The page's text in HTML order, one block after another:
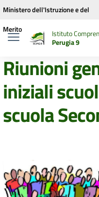
Vai ai contenuti
Vai al menu di navigazione
Vai al footer
Ministero dell'Istruzione e del
Merito
Istituto
Perugia 9
Riunioni
iniziali
scuola